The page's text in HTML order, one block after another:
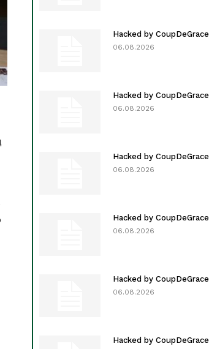
Hacked by CoupDeGrace
06.08.2026
Hacked by CoupDeGrace
06.08.2026
Hacked by CoupDeGrace
06.08.2026
Hacked by CoupDeGrace
06.08.2026
Hacked by CoupDeGrace
06.08.2026
Hacked by CoupDeGrace